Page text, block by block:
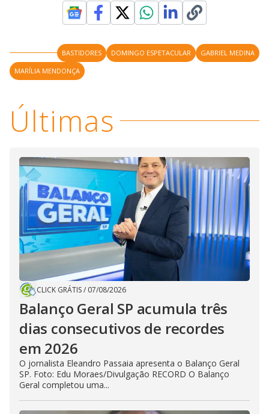
BASTIDORES DOMINGO ESPETACULAR
GABRIEL MEDINA
MARÍLIA MENDONÇA
Últimas
CLICK GRÁTIS/ 07/08/2026
Balanço Geral SP acumula três
dias consecutivos de recordes
em 2026
O jornalista Eleandro Passaia apresenta o Balanço Geral
SP. Foto: Edu Moraes/Divulgação RECORD O Balanço
Geral completou uma...